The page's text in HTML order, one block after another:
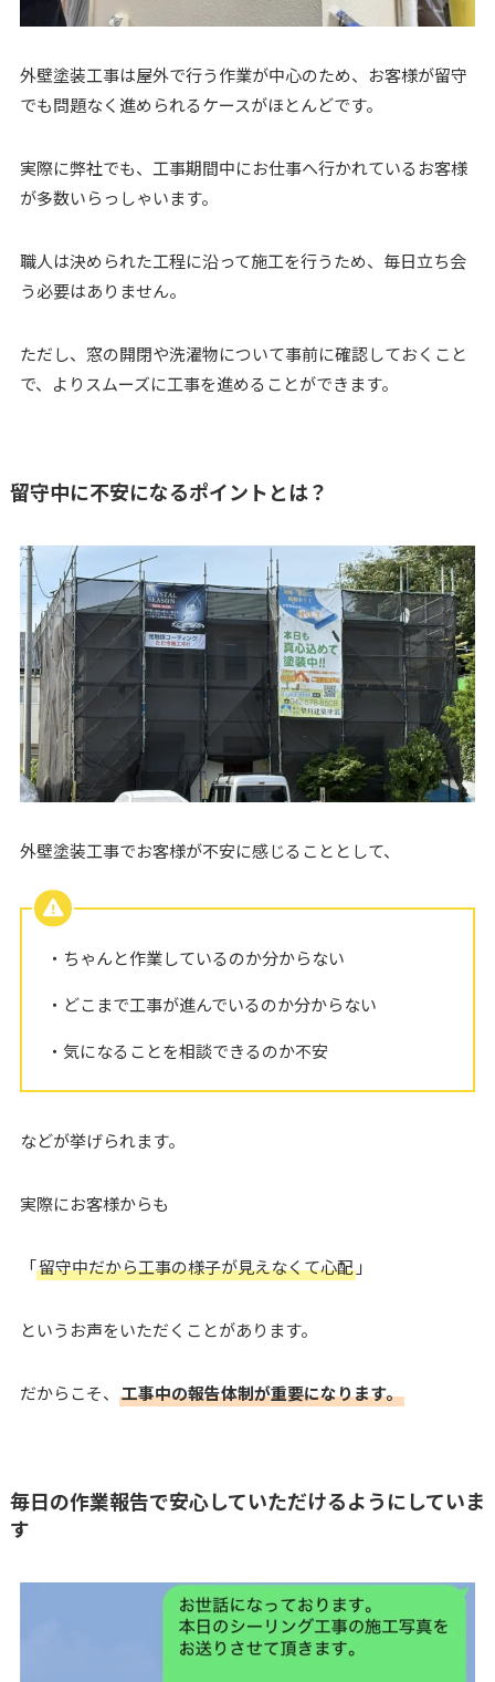
外壁塗装工事は屋外で行う作業が中心のため、お客様が留守
でも問題なく進められるケースがほとんどです。
実際に弊社でも、工事期間中にお仕事へ行かれているお客様
が多数いらっしゃいます。
職人は決められた工程に沿って施工を行うため、毎日立ち会
う必要はありません。
ただし、窓の開閉や洗濯物について事前に確認しておくこと
で、よりスムーズに工事を進めることができます。
留守中に不安になるポイントとは？
外壁塗装工事でお客様が不安に感じることとして、
・ちゃんと作業しているのか分からない
・どこまで工事が進んでいるのか分からない
・気になることを相談できるのか不安
などが挙げられます。
実際にお客様からも
「留守中だから工事の様子が見えなくて心配」
というお声をいただくことがあります。
だからこそ、 工事中の報告体制が重要になります。
毎日の作業報告で安心していただけるようにしていま
す